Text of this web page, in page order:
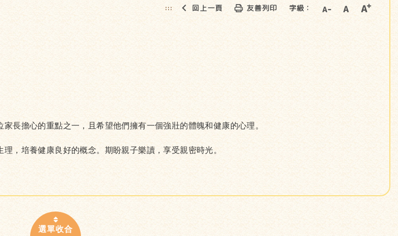
::: 回上一頁 友善列印 字級：
長擔心的重點之一，且希望他們擁有一個強壯的體魄和健康的心理。
，培養健康良好的概念。期盼親子樂讀，享受親密時光。